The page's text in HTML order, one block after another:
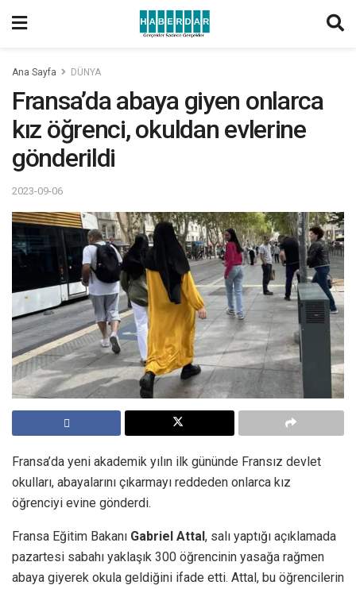
Ana Sayfa DÜNYA
Fransa’da abaya giyen onlarca
kız öğrenci, okuldan evlerine
gönderildi
2023-09-06
Fransa’da yeni akademik yılın ilk gününde Fransız devlet
okulları, abayalarını çıkarmayı reddeden onlarca kız
öğrenciyi evine gönderdi.
Fransa Eğitim Bakanı Gabriel Attal, salı yaptığı açıklamada
pazartesi sabahı yaklaşık 300 öğrencinin yasağa rağmen
abaya giyerek okula geldiğini ifade etti. Attal, bu öğrencilerin